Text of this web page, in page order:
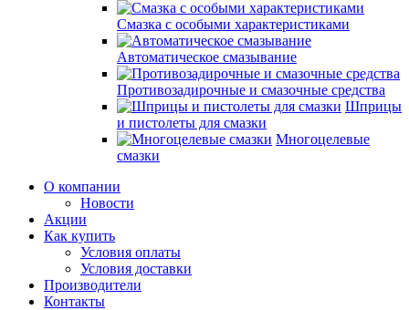
Смазка с особыми характеристиками
Автоматическое смазывание
Противозадирочные и смазочные средства
Шприцы
и пистолеты для смазки
Многоцелевые
смазки
О компании
Новости
Акции
Как купить
Условия оплаты
Условия доставки
Производители
Контакты